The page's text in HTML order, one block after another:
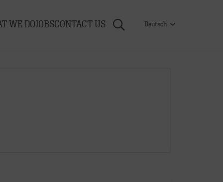
WE DOJOBSCONTACT US Deutsch